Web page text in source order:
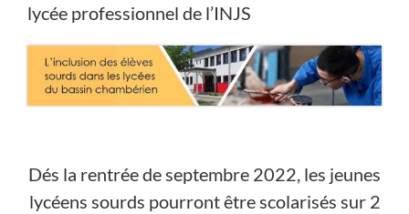
lycée professionnel de l’INJS
Dés la rentrée de septembre 2022, les jeunes
lycéens sourds pourront être scolarisés sur 2